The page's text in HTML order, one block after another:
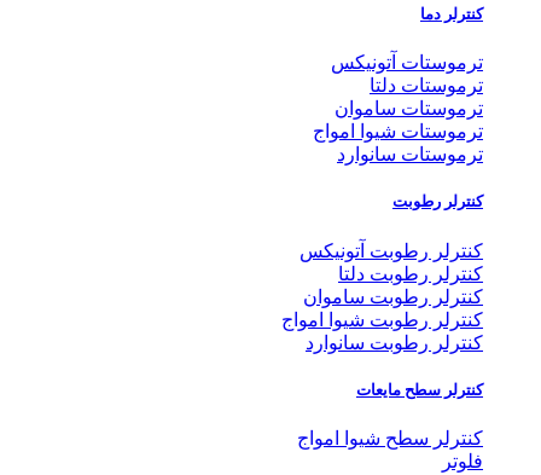
کنترلر دما
ترموستات آتونیکس
ترموستات دلتا
ترموستات ساموان
ترموستات شیوا امواج
ترموستات سانوارد
کنترلر رطوبت
کنترلر رطوبت آتونیکس
کنترلر رطوبت دلتا
کنترلر رطوبت ساموان
کنترلر رطوبت شیوا امواج
کنترلر رطوبت سانوارد
کنترلر سطح مایعات
کنترلر سطح شیوا امواج
فلوتر